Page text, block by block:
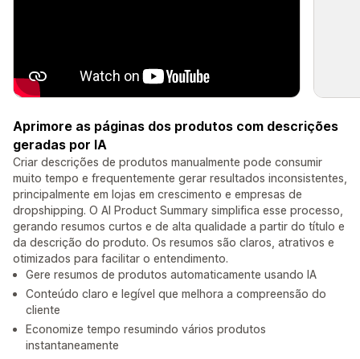
Aprimore as páginas dos produtos com descrições
geradas por IA
Criar descrições de produtos manualmente pode consumir
muito tempo e frequentemente gerar resultados inconsistentes,
principalmente em lojas em crescimento e empresas de
dropshipping. O AI Product Summary simplifica esse processo,
gerando resumos curtos e de alta qualidade a partir do título e
da descrição do produto. Os resumos são claros, atrativos e
otimizados para facilitar o entendimento.
Gere resumos de produtos automaticamente usando IA
Conteúdo claro e legível que melhora a compreensão do
cliente
Economize tempo resumindo vários produtos
instantaneamente